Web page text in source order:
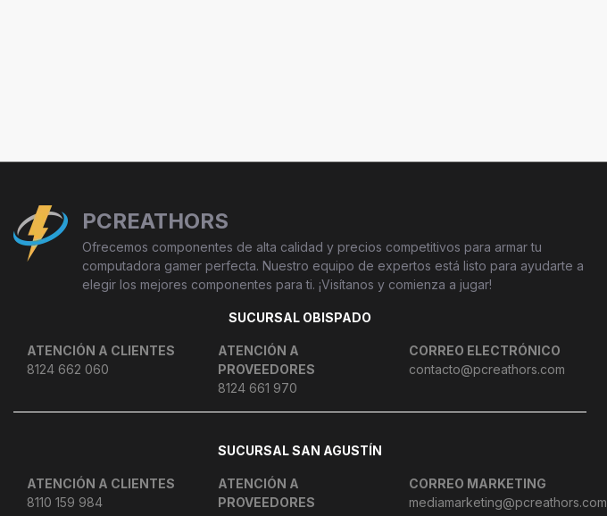
PCREATHORS
Ofrecemos componentes de alta calidad y precios competitivos para armar tu
computadora gamer perfecta. Nuestro equipo de expertos está listo para ayudarte a
elegir los mejores componentes para ti. ¡Visítanos y comienza a jugar!
SUCURSAL OBISPADO
ATENCIÓN A CLIENTES
8124 662 060
ATENCIÓN A
PROVEEDORES
8124 661 970
CORREO ELECTRÓNICO
contacto@pcreathors.com
SUCURSAL SAN AGUSTÍN
ATENCIÓN A CLIENTES
8110 159 984
ATENCIÓN A
PROVEEDORES
CORREO MARKETING
mediamarketing@pcreathors.com